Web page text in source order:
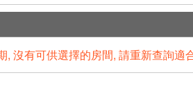
, 沒有可供選擇的房間, 請重新查詢適